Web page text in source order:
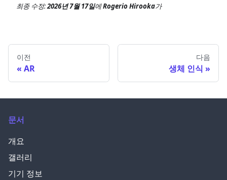
최종 수정:2026년 7월 17일에Rogerio Hirooka가
이전
AR
다음
생체 인식
문서
개요
갤러리
기기 정보